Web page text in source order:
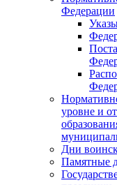
Федерации
уровне и
Дни
Памятные